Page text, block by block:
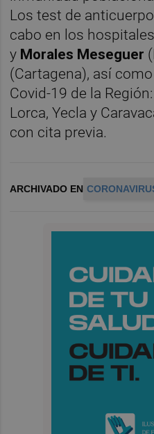
Los test de
cabo en los
y Morales Meseguer
(Cartagena), así
Covid-19 de la
Lorca, Yecla y
con cita previa.
ARCHIVADO EN